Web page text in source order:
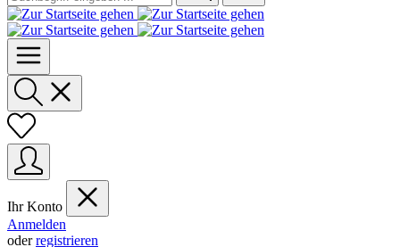
Ihr Konto
Anmelden
oderregistrieren